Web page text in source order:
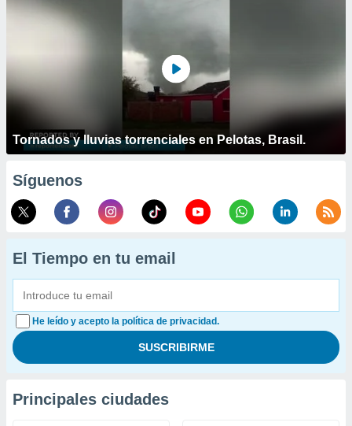
Tornados y lluvias torrenciales en Pelotas, Brasil.
Síguenos
El Tiempo en tu email
He leído y acepto la política de privacidad.
Principales ciudades